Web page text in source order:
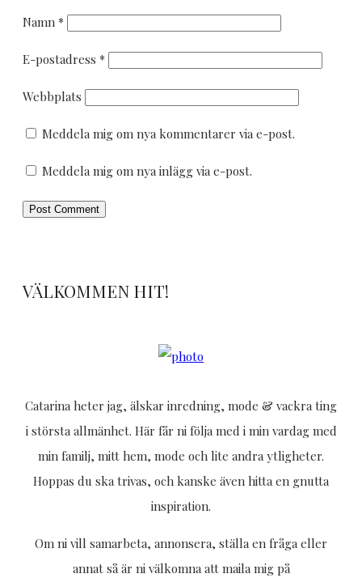
Namn *
E-postadress *
Webbplats
Meddela mig om nya kommentarer via e-post.
Meddela mig om nya inlägg via e-post.
VÄLKOMMEN HIT!
Catarina heter jag, älskar inredning, mode & vackra ting
i största allmänhet. Här får ni följa med i min vardag med
min familj, mitt hem, mode och lite andra ytligheter.
Hoppas du ska trivas, och kanske även hitta en gnutta
inspiration.
Om ni vill samarbeta, annonsera, ställa en fråga eller
annat så är ni välkomna att maila mig på